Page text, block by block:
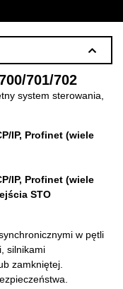
701/702
system sterowania,
IP, Profinet (wiele
IP, Profinet (wiele
STO
w pętli
silnikami
zamkniętej.